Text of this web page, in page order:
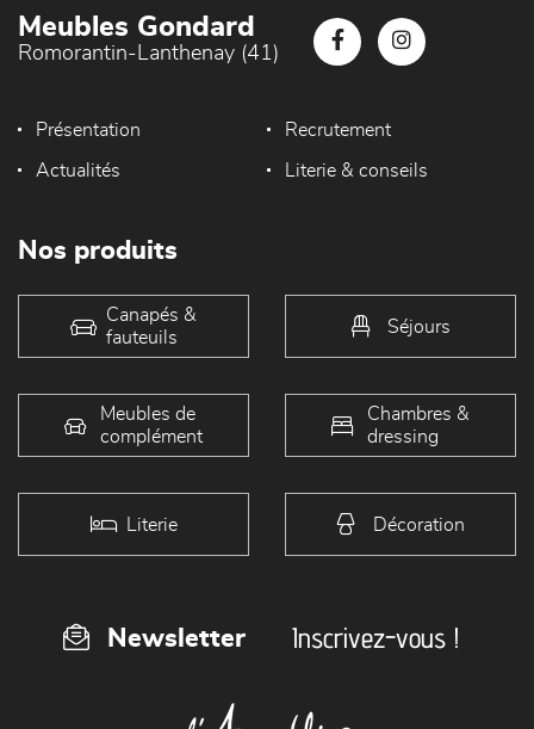
Meubles Gondard
Romorantin-Lanthenay (41)
Présentation Recrutement
Actualités Literie & conseils
Nos produits
Canapés &
fauteuils
Séjours
Meubles de
complément
Chambres &
dressing
Literie Décoration
Newsletter Inscrivez-vous !